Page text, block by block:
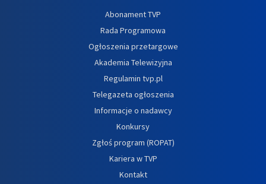
Abonament TVP
Rada Programowa
Ogłoszenia przetargowe
Akademia Telewizyjna
Regulamin tvp.pl
Telegazeta ogłoszenia
Informacje o nadawcy
Konkursy
Zgłoś program (ROPAT)
Kariera w TVP
Kontakt